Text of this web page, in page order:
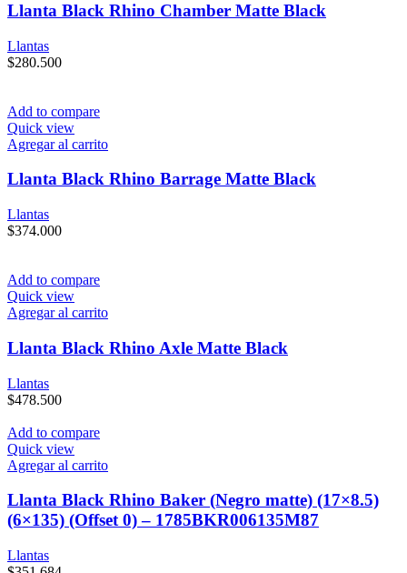
Llanta Black Rhino Chamber Matte Black
Llantas
$280.500
Add to compare
Quick view
Agregar al carrito
Llanta Black Rhino Barrage Matte Black
Llantas
$374.000
Add to compare
Quick view
Agregar al carrito
Llanta Black Rhino Axle Matte Black
Llantas
$478.500
Add to compare
Quick view
Agregar al carrito
Llanta Black Rhino Baker (Negro matte) (17×8.5)
(6×135) (Offset 0) – 1785BKR006135M87
Llantas